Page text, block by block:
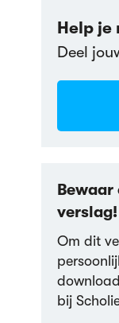
Help je
Deel
verslag!
Om dit
bij